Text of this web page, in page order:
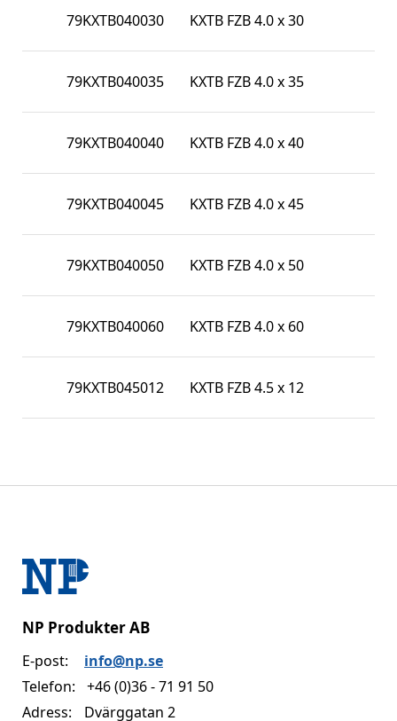
79KXTB040030 KXTB FZB 4.0 x 30
79KXTB040035 KXTB FZB 4.0 x 35
79KXTB040040 KXTB FZB 4.0 x 40
79KXTB040045 KXTB FZB 4.0 x 45
79KXTB040050 KXTB FZB 4.0 x 50
79KXTB040060 KXTB FZB 4.0 x 60
79KXTB045012 KXTB FZB 4.5 x 12
NP Produkter AB
E-post:
info@np.se
Telefon:
+46 (0)36 - 71 91 50
Adress:
Dvärggatan 2